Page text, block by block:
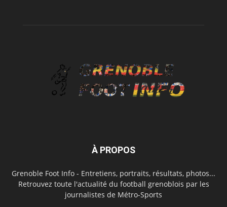
À PROPOS
Grenoble Foot Info - Entretiens, portraits, résultats, photos...
Retrouvez toute l'actualité du football grenoblois par les
journalistes de Métro-Sports